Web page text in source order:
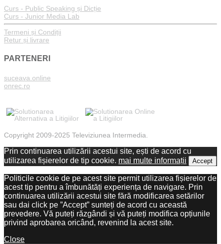
Curs - Public Speaking și Dicție
Curs - Junior Media Lab
Termeni și Condiții
Retur și livrare
PARTENERI
suceava.online
onrec.ro
Copyright 2009-2025 Televiziunea Intermedia.
Prin continuarea utilizării acestui site, ești de acord cu
utilizarea fișierelor de tip cookie. mai multe informații Accept
Politicile cookie de pe acest site permit utilizarea fișierelor de
acest tip pentru a îmbunătăți experiența de navigare. Prin
continuarea utilizării acestui site fără modificarea setărilor
sau dai click pe ”Accept” sunteți de acord cu această
prevedere. Vă puteți răzgândi și vă puteți modifica opțiunile
privind aprobarea oricând, revenind la acest site.
Close